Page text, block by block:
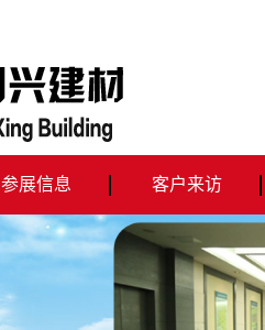
参展信息 客户来访